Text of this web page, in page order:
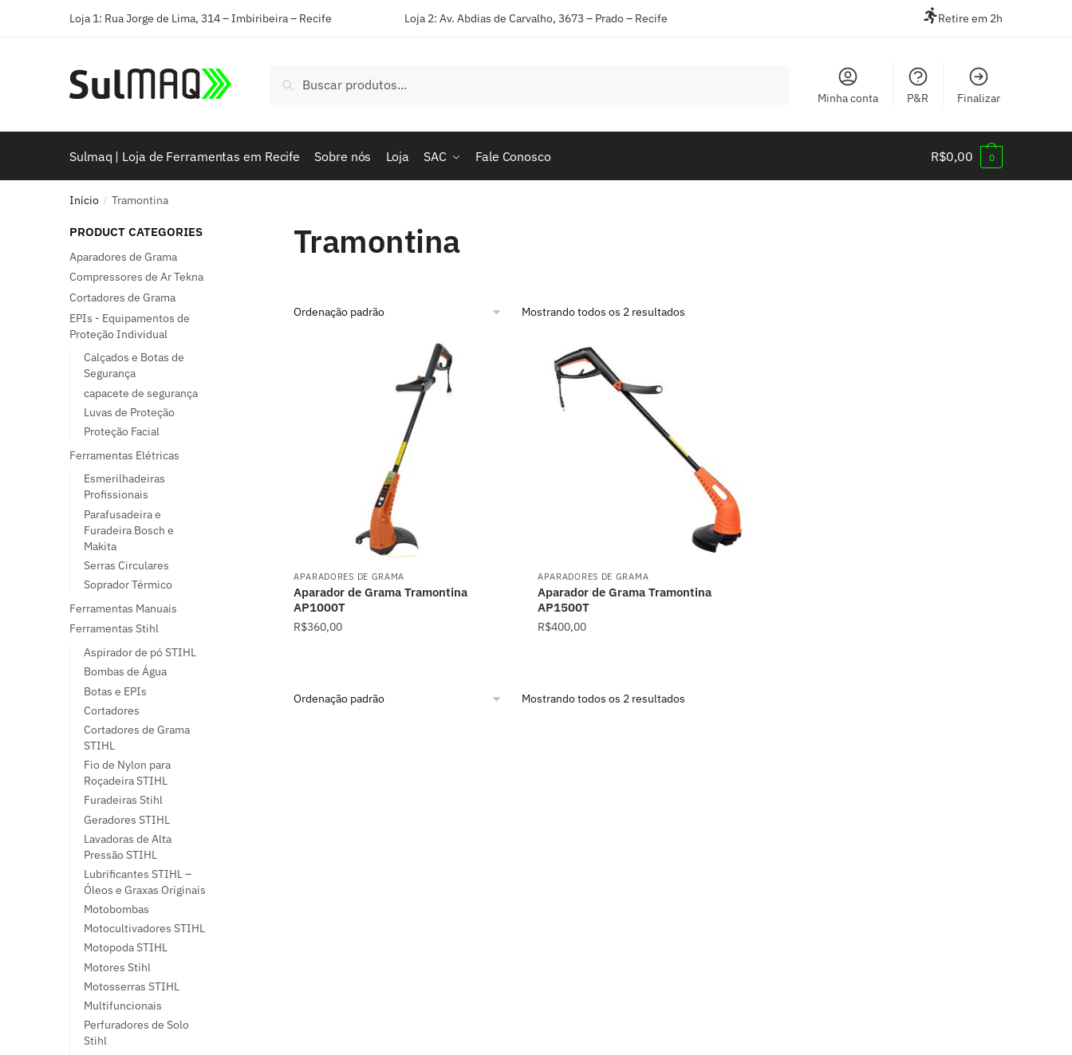
Loja 1: Rua Jorge de Lima, 314 – Imbiribeira – Recife Loja 2: Av. Abdias de Carvalho, 3673 – Prado – Recife Retire em 2h
Pesquisar
Minha conta P&R Finalizar
Sulmaq | Loja de Ferramentas em Recife Sobre nós Loja SAC Fale Conosco R$0,00 0
Início / Tramontina
Tramontina
Mostrando todos os 2 resultados
APARADORES DE GRAMA
Aparador de Grama Tramontina
AP1000T
R$360,00
APARADORES DE GRAMA
Aparador de Grama Tramontina
AP1500T
R$400,00
Mostrando todos os 2 resultados
PRODUCT CATEGORIES
Aparadores de Grama
Compressores de Ar Tekna
Cortadores de Grama
EPIs - Equipamentos de
Proteção Individual
Calçados e Botas de
Segurança
capacete de segurança
Luvas de Proteção
Proteção Facial
Ferramentas Elétricas
Esmerilhadeiras
Profissionais
Parafusadeira e
Furadeira Bosch e
Makita
Serras Circulares
Soprador Térmico
Ferramentas Manuais
Ferramentas Stihl
Aspirador de pó STIHL
Bombas de Água
Botas e EPIs
Cortadores
Cortadores de Grama
STIHL
Fio de Nylon para
Roçadeira STIHL
Furadeiras Stihl
Geradores STIHL
Lavadoras de Alta
Pressão STIHL
Lubrificantes STIHL –
Óleos e Graxas Originais
Motobombas
Motocultivadores STIHL
Motopoda STIHL
Motores Stihl
Motosserras STIHL
Multifuncionais
Perfuradores de Solo
Stihl